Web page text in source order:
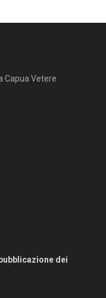
Capua Vetere
dei